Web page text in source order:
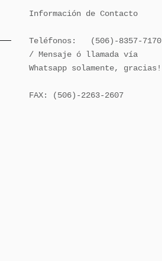
Información de Contacto
Teléfonos:   (506)-8357-7170
/ Mensaje ó llamada vía
Whatsapp solamente, gracias!
FAX: (506)-2263-2607